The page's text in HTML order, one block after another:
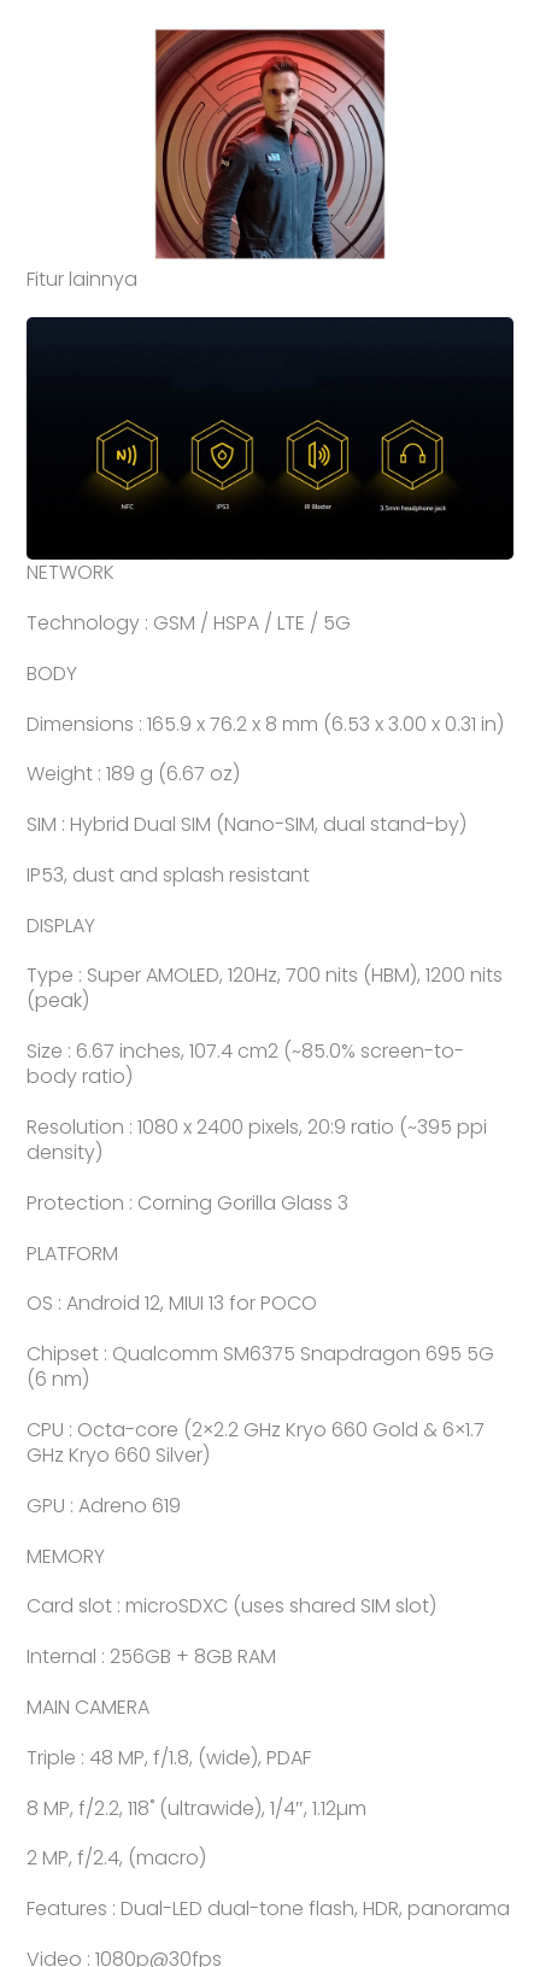
Fitur lainnya
NETWORK
Technology : GSM / HSPA / LTE / 5G
BODY
Dimensions : 165.9 x 76.2 x 8 mm (6.53 x 3.00 x 0.31 in)
Weight : 189 g (6.67 oz)
SIM : Hybrid Dual SIM (Nano-SIM, dual stand-by)
IP53, dust and splash resistant
DISPLAY
Type : Super AMOLED, 120Hz, 700 nits (HBM), 1200 nits
(peak)
Size : 6.67 inches, 107.4 cm2 (~85.0% screen-to-
body ratio)
Resolution : 1080 x 2400 pixels, 20:9 ratio (~395 ppi
density)
Protection : Corning Gorilla Glass 3
PLATFORM
OS : Android 12, MIUI 13 for POCO
Chipset : Qualcomm SM6375 Snapdragon 695 5G
(6 nm)
CPU : Octa-core (2×2.2 GHz Kryo 660 Gold & 6×1.7
GHz Kryo 660 Silver)
GPU : Adreno 619
MEMORY
Card slot : microSDXC (uses shared SIM slot)
Internal : 256GB + 8GB RAM
MAIN CAMERA
Triple : 48 MP, f/1.8, (wide), PDAF
8 MP, f/2.2, 118˚ (ultrawide), 1/4″, 1.12µm
2 MP, f/2.4, (macro)
Features : Dual-LED dual-tone flash, HDR, panorama
Video : 1080p@30fps